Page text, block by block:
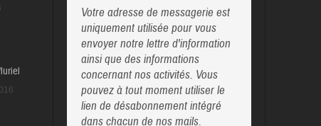
Votre adresse de messagerie est
uniquement utilisée pour vous
envoyer notre lettre d'information
ainsi que des informations
concernant nos activités. Vous
pouvez à tout moment utiliser le
lien de désabonnement intégré
dans chacun de nos mails.